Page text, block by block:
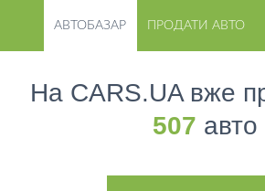
АВТОБАЗАР ПРОДАТИ АВТО
На CARS.UA вже
507 авто